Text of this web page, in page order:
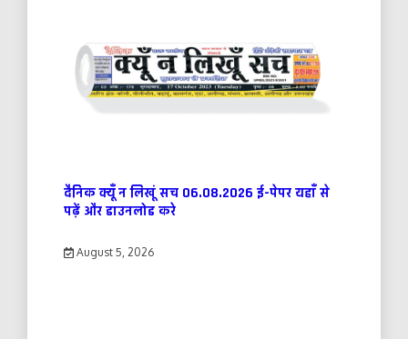
दैनिक क्यूँ न लिखूं सच 06.08.2026 ई-पेपर यहाँ से
पढ़ें और डाउनलोड करे
August 5, 2026